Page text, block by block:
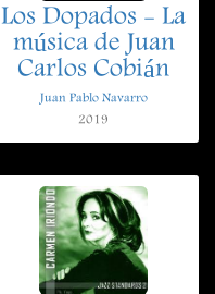
Los Dopados - La
música de Juan
Carlos Cobián
Juan Pablo Navarro
2019